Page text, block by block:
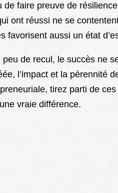
de faire preuve de
ont réussi ne se
favorisent aussi un état
peu de recul, le succès ne
l’impact et la pérennité
tirez parti de
vraie différence.